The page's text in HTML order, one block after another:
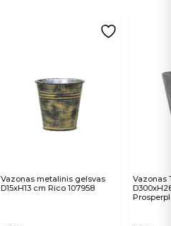
Vazonas metalinis gelsvas
D15xH13 cm Rico 107958
Vazonas